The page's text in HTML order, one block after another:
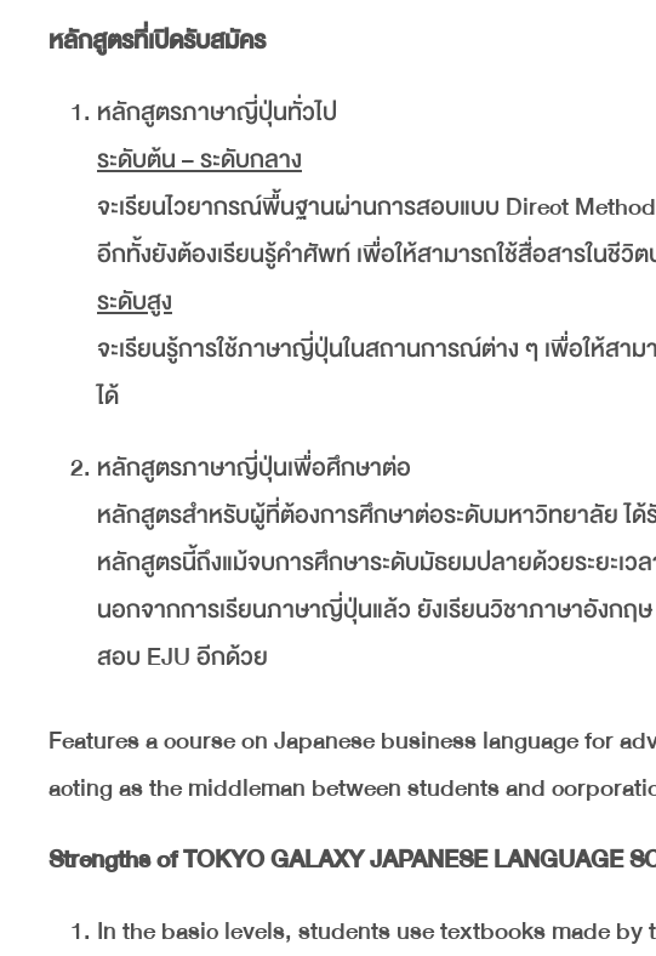
หลักสูตรที่เปิดรับสมัคร
หลักสูตรภาษาญี่ปุ่นทั่วไป
ระดับต้น – ระดับกลาง
จะเรียนไวยากรณ์พื้นฐานผ่านการสอบแบบ Direct
อีกทั้งยังต้องเรียนรู้คำศัพท์ เพื่อให้สามารถใช้สื่อสารในชีวิต
ระดับสูง
จะเรียนรู้การใช้ภาษาญี่ปุ่นในสถานการณ์ต่าง ๆ เพื่อให้
ได้
หลักสูตรภาษาญี่ปุ่นเพื่อศึกษาต่อ
หลักสูตรสำหรับผู้ที่ต้องการศึกษาต่อระดับมหาวิทยาลัย ไ
หลักสูตรนี้ถึงแม้จบการศึกษาระดับมัธยมปลายด้วยระยะเ
นอกจากการเรียนภาษาญี่ปุ่นแล้ว ยังเรียนวิชาภาษาอังก
สอบ EJU อีกด้วย
Features a course on Japanese business language for
acting as the middleman between students and
Strengths of TOKYO GALAXY JAPANESE LANGUAGE
In the basic levels, students use textbooks made